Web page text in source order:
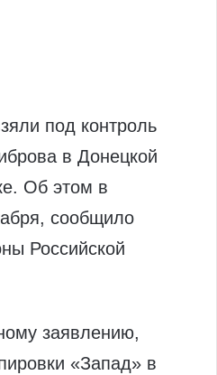
под контроль
в Донецкой
Об этом в
сообщило
Российской
заявлению,
«Запад» в